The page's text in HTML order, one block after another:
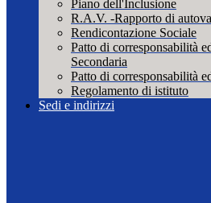
Piano dell'Inclusione
R.A.V. -Rapporto di
Rendicontazione Sociale
Patto di corresponsabilità
Secondaria
Patto di corresponsabilità
Regolamento di istituto
Sedi e indirizzi